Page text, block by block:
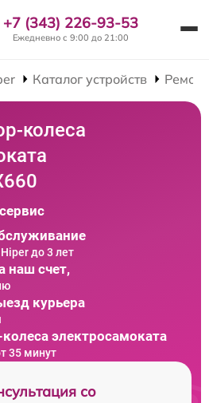
+7 (343) 226-93-53
Ежедневно с 9:00 до 21:00
Каталог устройств
колеса
до 3 лет
наш счет,
курьера
электросамоката
35 минут
со